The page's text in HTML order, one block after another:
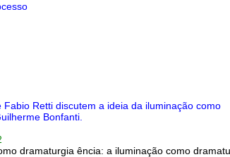
Retti discutem a ideia da iluminação como
Bonfanti.
dramaturgia ência: a iluminação como